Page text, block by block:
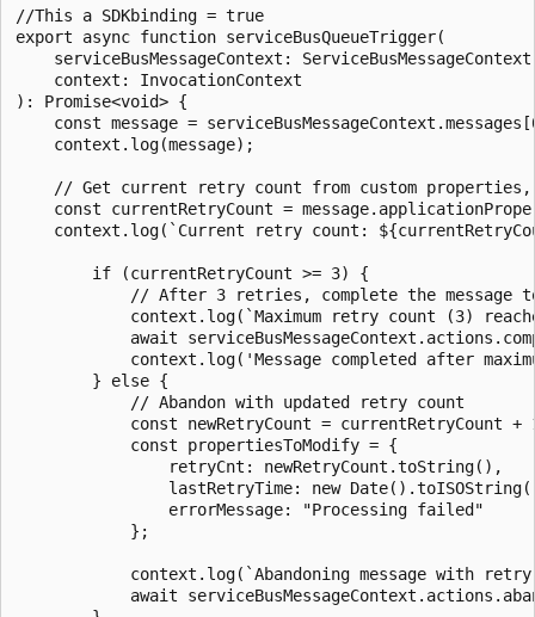
//This a SDKbinding = true
export async function serviceBusQueueTrigger(
serviceBusMessageContext:
    context: InvocationContext
): Promise<void> {
const message =
    context.log(message);
// Get current retry count from custom
const currentRetryCount =
context.log(`Current retry count:
        if (currentRetryCount >= 3) {
// After 3 retries, complete the message
context.log(`Maximum retry count (3)
await
context.log('Message completed after
        } else {
            // Abandon with updated retry count
const newRetryCount = currentRetryCount +
            const propertiesToModify = {
                retryCnt: newRetryCount.toString(),
lastRetryTime: new
                errorMessage: "Processing failed"
            };
context.log(`Abandoning message with
await